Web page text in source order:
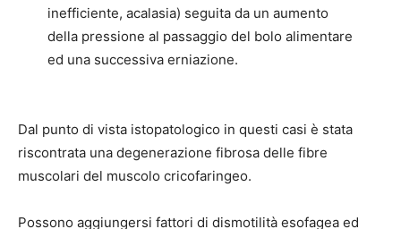
inefficiente, acalasia) seguita da un aumento
della pressione al passaggio del bolo alimentare
ed una successiva erniazione.
Dal punto di vista istopatologico in questi casi è stata
riscontrata una degenerazione fibrosa delle fibre
muscolari del muscolo cricofaringeo.
Possono aggiungersi fattori di dismotilità esofagea ed